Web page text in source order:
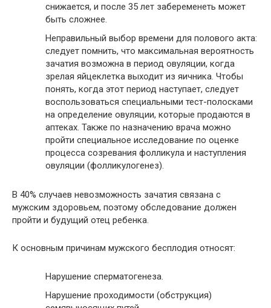
снижается, и после 35 лет забеременеть может
быть сложнее.
Неправильный выбор времени для полового акта:
следует помнить, что максимальная вероятность
зачатия возможна в период овуляции, когда
зрелая яйцеклетка выходит из яичника. Чтобы
понять, когда этот период наступает, следует
воспользоваться специальными тест-полосками
на определение овуляции, которые продаются в
аптеках. Также по назначению врача можно
пройти специальное исследование по оценке
процесса созревания фолликула и наступления
овуляции (фолликулогенез).
В 40% случаев невозможность зачатия связана с
мужским здоровьем, поэтому обследование должен
пройти и будущий отец ребенка.
К основным причинам мужского бесплодия относят:
Нарушение сперматогенеза.
Нарушение проходимости (обструкция)